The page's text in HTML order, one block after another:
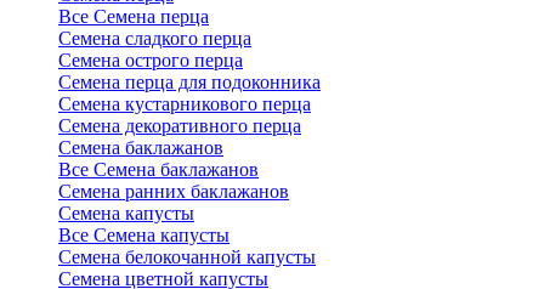
Все Семена перца
Семена сладкого перца
Семена острого перца
Семена перца для подоконника
Семена кустарникового перца
Семена декоративного перца
Семена баклажанов
Все Семена баклажанов
Семена ранних баклажанов
Семена капусты
Все Семена капусты
Семена белокочанной капусты
Семена цветной капусты